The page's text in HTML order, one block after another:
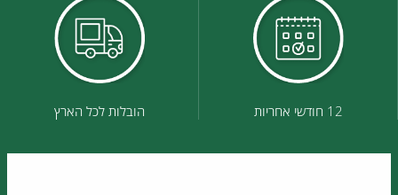
12 חודשי אחריות הובלות לכל הארץ